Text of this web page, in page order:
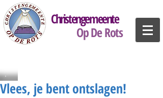
Christengemeente
Op De Rots
Vlees, je bent ontslagen!